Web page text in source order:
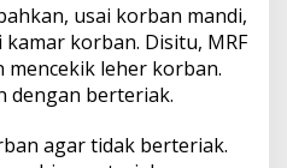
usai korban mandi,
korban. Disitu, MRF
mencekik leher korban.
dengan berteriak.
agar tidak berteriak.